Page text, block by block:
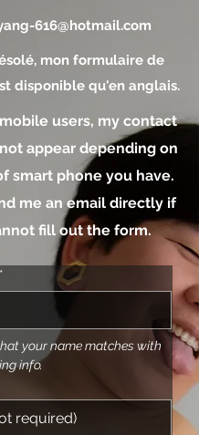
616@hotmail.com
mon formulaire de
disponible qu'en anglais.
users, my contact
appear depending on
smart phone you have.
me an email directly if
fill out the form.
*
your name matches with
info.